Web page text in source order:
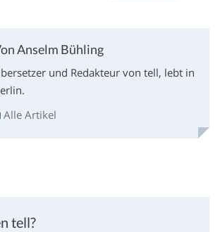
Anselm Bühling
und Redakteur von tell, lebt in
Alle Artikel
tell?